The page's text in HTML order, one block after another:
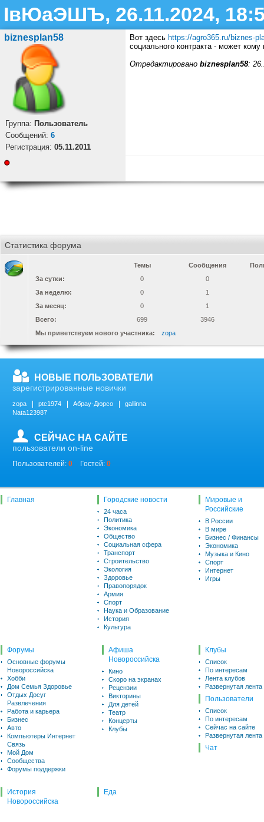
ІвЮаЭШЪ, 26.11.2024,
biznesplan58
Группа: Пользователь
Cообщений: 6
Регистрация: 05.11.2011
Вот здесь https://agro365.ru/biznes-
социального контракта - может
Отредактировано biznesplan58:
Статистика форума
Темы Сообщения
За сутки:
0
0
За неделю:
0
1
За месяц:
0
1
Всего:
699
3946
Мы приветствуем нового участника:
zopa
НОВЫЕ ПОЛЬЗОВАТЕЛИ
зарегистрированные новички
zopa ptc1974 Абрау-Дюрсо
gallinna
Nata123987
СЕЙЧАС НА САЙТЕ
пользователи on-line
Пользователей: 0 Гостей: 0
Главная Городские новости
24 часа
Политика
Экономика
Общество
Социальная сфера
Транспорт
Строительство
Экология
Здоровье
Правопорядок
Армия
Спорт
Наука и Образование
История
Культура
Мировые и
Российские
В России
В мире
Бизнес / Финансы
Экономика
Музыка и Кино
Спорт
Интернет
Игры
Форумы
Основные форумы
Новороссийска
Хобби
Дом Семья Здоровье
Отдых Досуг
Развлечения
Работа и карьера
Бизнес
Авто
Компьютеры Интернет
Связь
Мой Дом
Сообщества
Форумы поддержки
Афиша
Новороссийска
Кино
Скоро на экранах
Рецензии
Викторины
Для детей
Театр
Концерты
Клубы
Клубы
Список
По интересам
Лента клубов
Развернутая лента
Пользователи
Список
По интересам
Сейчас на сайте
Развернутая лента
Чат
История
Новороссийска
Еда